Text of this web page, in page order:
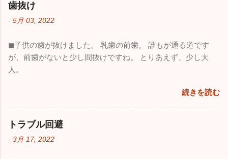
歯抜け
- 5月 03, 2022
◼︎子供の歯が抜けました。 乳歯の前歯。 誰もが通る道です
が、前歯がないと少し間抜けですね。 とりあえず、少し大
人。
続きを読む
トラブル回避
- 3月 17, 2022